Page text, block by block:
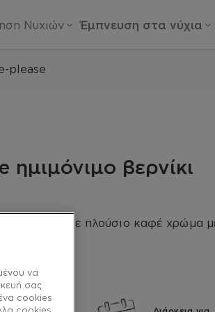
Νυχιών Έμπνευση στα νύχια
please
βερνίκι
διάρκειας σε πλούσιο καφέ χρώμα
να
σας
cookies
cookies